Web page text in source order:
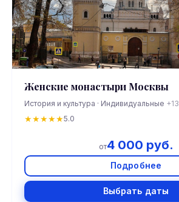
Женские монастыри Москвы
История и культура · Индивидуальные +13
★★★★★5.0
от4 000 руб.
Подробнее
Выбрать даты